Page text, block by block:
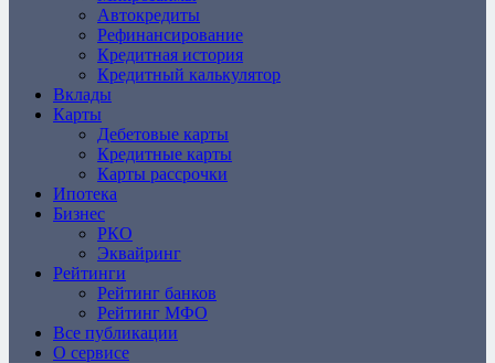
Автокредиты
Рефинансирование
Кредитная история
Кредитный калькулятор
Вклады
Карты
Дебетовые карты
Кредитные карты
Карты рассрочки
Ипотека
Бизнес
РКО
Эквайринг
Рейтинги
Рейтинг банков
Рейтинг МФО
Все публикации
О сервисе